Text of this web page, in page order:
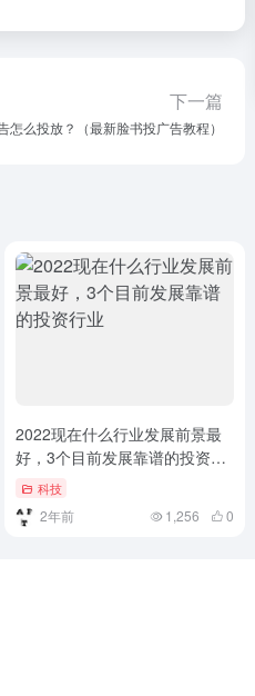
下一篇
怎么投放？（最新脸书投广告教程）
2022现在什么行业发展前景最
好，3个目前发展靠谱的投资行
业 科技
2年前 1,256 0